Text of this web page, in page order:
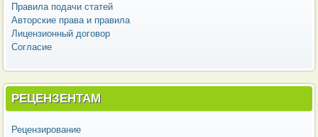
Правила подачи статей
Авторские права и правила
Лицензионный договор
Согласие
РЕЦЕНЗЕНТАМ
Рецензирование